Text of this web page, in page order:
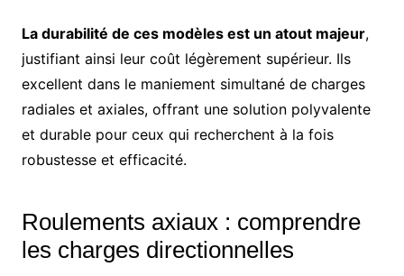
La durabilité de ces modèles est un atout majeur,
justifiant ainsi leur coût légèrement supérieur. Ils
excellent dans le maniement simultané de charges
radiales et axiales, offrant une solution polyvalente
et durable pour ceux qui recherchent à la fois
robustesse et efficacité.
Roulements axiaux : comprendre
les charges directionnelles